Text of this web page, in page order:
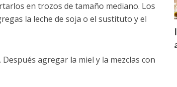
en trozos de tamaño mediano. Los
la leche de soja o el sustituto y el
agregar la miel y la mezclas con